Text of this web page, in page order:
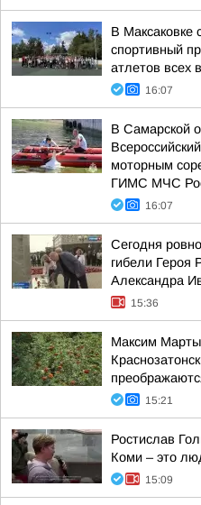
В Максаковке
спортивный
атлетов всех
16:07
В Самарской
моторным
ГИМС МЧС
16:07
Сегодня
гибели Героя
Александра
15:36
Максим
15:21
Ростислав
Коми – это
15:09